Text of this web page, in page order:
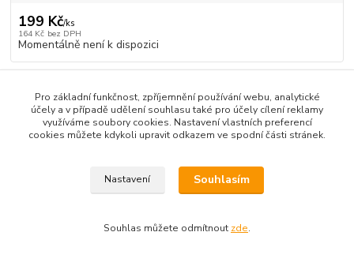
199 Kč/ks
164 Kč bez DPH
Momentálně není k dispozici
Zboží zařazeno v kategoriích
Pro základní funkčnost, zpříjemnění používání webu, analytické
účely a v případě udělení souhlasu také pro účely cílení reklamy
využíváme soubory cookies. Nastavení vlastních preferencí
cookies můžete kdykoli upravit odkazem ve spodní části stránek.
Nastavení Souhlasím
Souhlas můžete odmítnout zde.